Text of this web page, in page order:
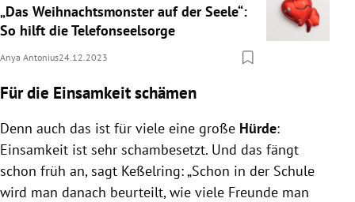
„Das Weihnachtsmonster auf der Seele“:
So hilft die Telefonseelsorge
Anya Antonius24.12.2023
Für die Einsamkeit schämen
Denn auch das ist für viele eine große Hürde:
Einsamkeit ist sehr schambesetzt. Und das fängt
schon früh an, sagt Keßelring: „Schon in der Schule
wird man danach beurteilt, wie viele Freunde man